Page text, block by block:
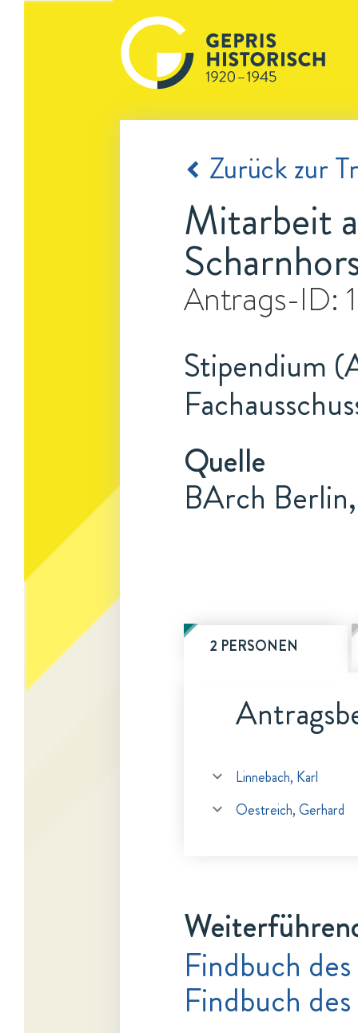
Zurück zur
Mitarbeit
Antrags-ID:
Stipendium
Quelle
BArch
2 PERSONEN
Linnebach, Karl
Oestreich, Gerhard
Findbuch
Findbuch